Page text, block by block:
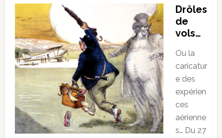
Drôles
de
vols…
Ou la
caricatur
e des
expérien
ces
aérienne
s… Du 27